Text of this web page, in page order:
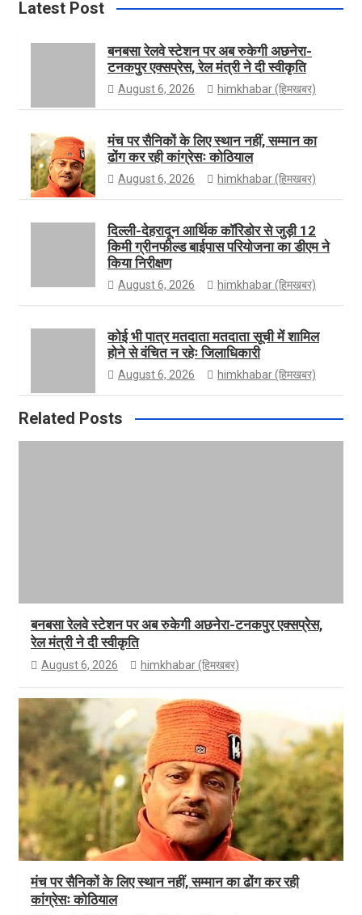
o
k
a
r
a
t
e
r
u
u
b
Latest Post
बनबसा रेलवे स्टेशन पर अब रुकेगी अछनेरा-
टनकपुर एक्सप्रेस, रेल मंत्री ने दी स्वीकृति
August 6, 2026 himkhabar (हिमखबर)
मंच पर सैनिकों के लिए स्थान नहीं, सम्मान का
ढोंग कर रही कांग्रेसः कोठियाल
August 6, 2026 himkhabar (हिमखबर)
दिल्ली-देहरादून आर्थिक कॉरिडोर से जुड़ी 12
किमी ग्रीनफील्ड बाईपास परियोजना का डीएम ने
किया निरीक्षण
August 6, 2026 himkhabar (हिमखबर)
कोई भी पात्र मतदाता मतदाता सूची में शामिल
होने से वंचित न रहेः जिलाधिकारी
August 6, 2026 himkhabar (हिमखबर)
Related Posts
बनबसा रेलवे स्टेशन पर अब रुकेगी अछनेरा-टनकपुर एक्सप्रेस,
रेल मंत्री ने दी स्वीकृति
August 6, 2026 himkhabar (हिमखबर)
मंच पर सैनिकों के लिए स्थान नहीं, सम्मान का ढोंग कर रही
कांग्रेसः कोठियाल